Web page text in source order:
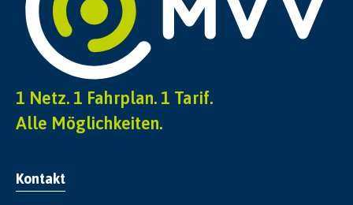
1 Netz. 1 Fahrplan. 1 Tarif.
Alle Möglichkeiten.
Kontakt